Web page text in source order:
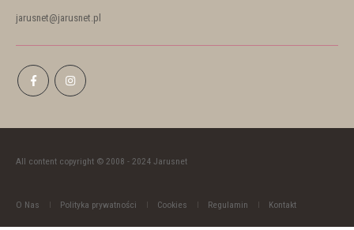
jarusnet@jarusnet.pl
O Nas Polityka prywatności Cookies Regulamin Kontakt
All content copyright © 2008 - 2024 Jarusnet